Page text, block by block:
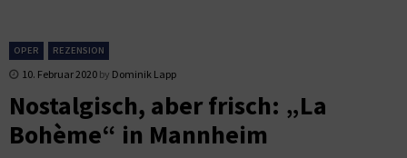
OPER REZENSION
10. Februar 2020 by Dominik Lapp
Nostalgisch, aber frisch: „La
Bohème“ in Mannheim